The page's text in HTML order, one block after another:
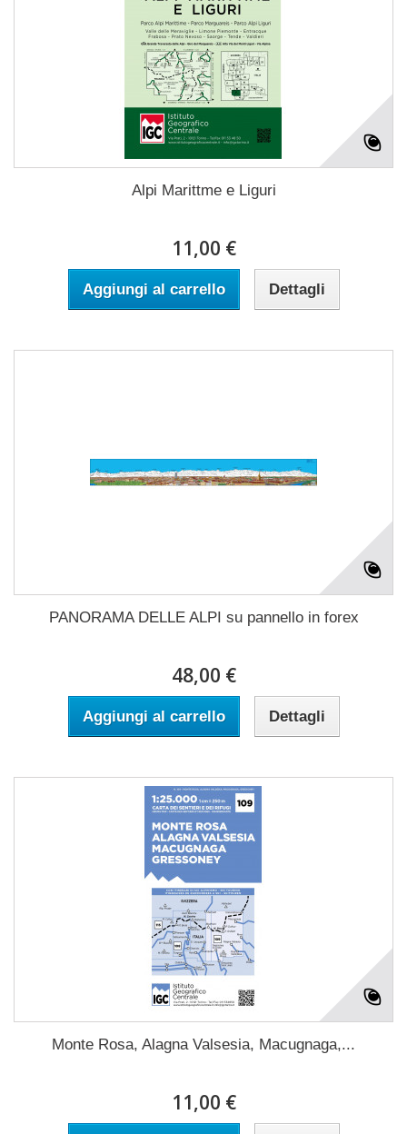
Alpi Marittme e Liguri
11,00 €
Aggiungi al carrello Dettagli
PANORAMA DELLE ALPI su pannello in forex
48,00 €
Aggiungi al carrello Dettagli
Monte Rosa, Alagna Valsesia, Macugnaga,...
11,00 €